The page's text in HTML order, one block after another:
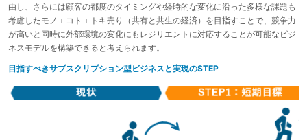
由し、さらには顧客の都度のタイミングや経時的な変化に沿った多様な課題も
考慮したモノ＋コト＋トキ売り（共有と共生の経済）を目指すことで、競争力
が高いと同時に外部環境の変化にもレジリエントに対応することが可能なビジ
ネスモデルを構築できると考えられます。
目指すべきサブスクリプション型ビジネスと実現のSTEP